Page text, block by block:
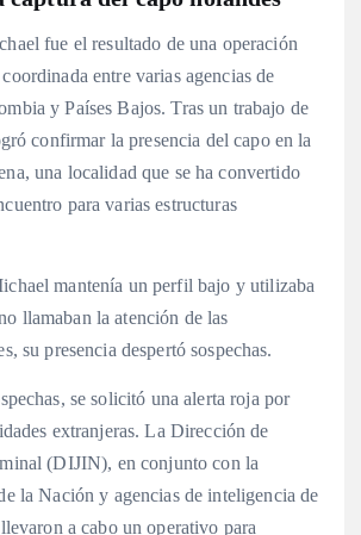
fue el resultado de una operación
entre varias agencias de
y Países Bajos. Tras un trabajo de
confirmar la presencia del capo en la
una localidad que se ha convertido
para varias estructuras
mantenía un perfil bajo y utilizaba
llamaban la atención de las
su presencia despertó sospechas.
se solicitó una alerta roja por
extranjeras. La Dirección de
(DIJIN), en conjunto con la
la Nación y agencias de inteligencia de
a cabo un operativo para